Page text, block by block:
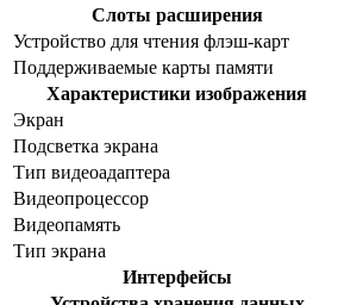
Слоты расширения
Устройство для чтения флэш-карт
Поддерживаемые карты памяти
Характеристики изображения
Экран
Подсветка экрана
Тип видеоадаптера
Видеопроцессор
Видеопамять
Тип экрана
Интерфейсы